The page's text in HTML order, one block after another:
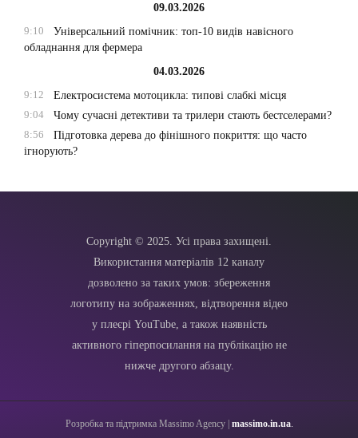
09.03.2026
9:10
Універсальний помічник: топ-10 видів навісного
обладнання для фермера
04.03.2026
9:12
Електросистема мотоцикла: типові слабкі місця
9:04
Чому сучасні детективи та трилери стають бестселерами?
8:56
Підготовка дерева до фінішного покриття: що часто
ігнорують?
Copyright © 2025. Усі права захищені.
Використання матеріалів 12 каналу
дозволено за таких умов: збереження
логотипу на зображеннях, відтворення відео
у плеєрі YouTube, а також наявність
активного гіперпосилання на публікацію не
нижче другого абзацу.
Розробка та підтримка Massimo Agency | massimo.in.ua.